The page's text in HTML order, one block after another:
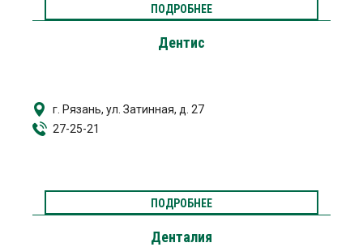
ПОДРОБНЕЕ
Дентис
г. Рязань, ул. Затинная, д. 27
27-25-21
ПОДРОБНЕЕ
Денталия